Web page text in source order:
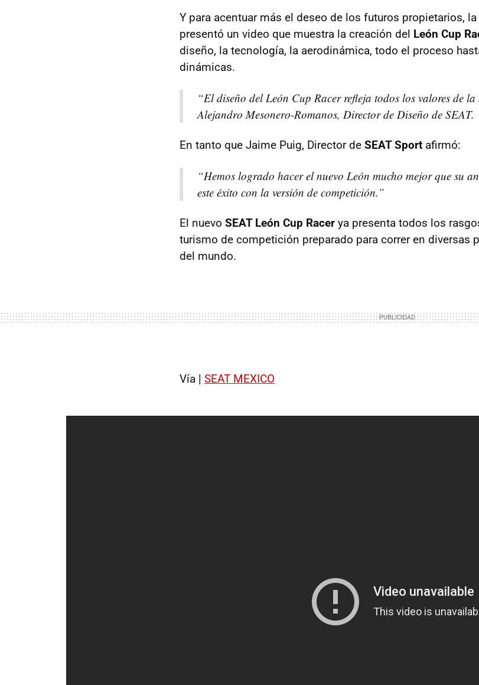
Y para acentuar más el deseo de los futuros propietarios,
presentó un video que muestra la creación del León Cup
diseño, la tecnología, la aerodinámica, todo el proceso
dinámicas.
“El diseño del León Cup Racer refleja todos los valores de
Alejandro Mesonero-Romanos, Director de Diseño de SEAT.
En tanto que Jaime Puig, Director de SEAT Sport afirmó:
“Hemos logrado hacer el nuevo León mucho mejor que su
este éxito con la versión de competición.”
El nuevo SEAT León Cup Racer ya presenta todos los
turismo de competición preparado para correr en diversas
del mundo.
Vía | SEAT MEXICO